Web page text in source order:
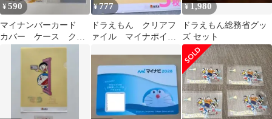
¥590
マイナンバーカード
カバー ケース クリ
アケース
¥777
ドラえもん クリアフ
ァイル マイナポイン
¥1,980
ドラえもん総務省グッ
ズ セット